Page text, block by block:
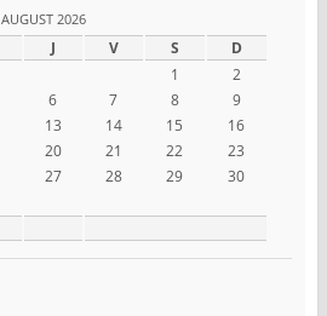
AUGUST 2026
J V S D
1
2
6 7 8
9
13 14 15
16
20 21 22
23
27 28 29
30